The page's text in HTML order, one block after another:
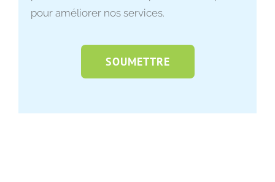
pour améliorer nos services.
SOUMETTRE